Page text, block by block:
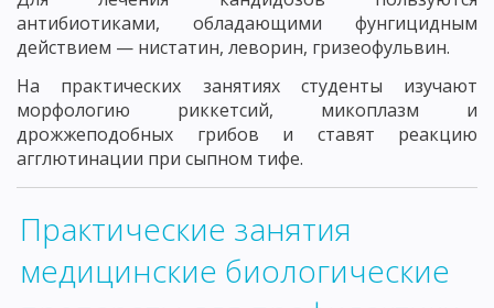
антибиотиками, обладающими фунгицидным
действием — нистатин, леворин, гризеофульвин.
На практических занятиях студенты изучают
морфологию риккетсий, микоплазм и
дрожжеподобных грибов и ставят реакцию
агглютинации при сыпном тифе.
Практические занятия
медицинские биологические